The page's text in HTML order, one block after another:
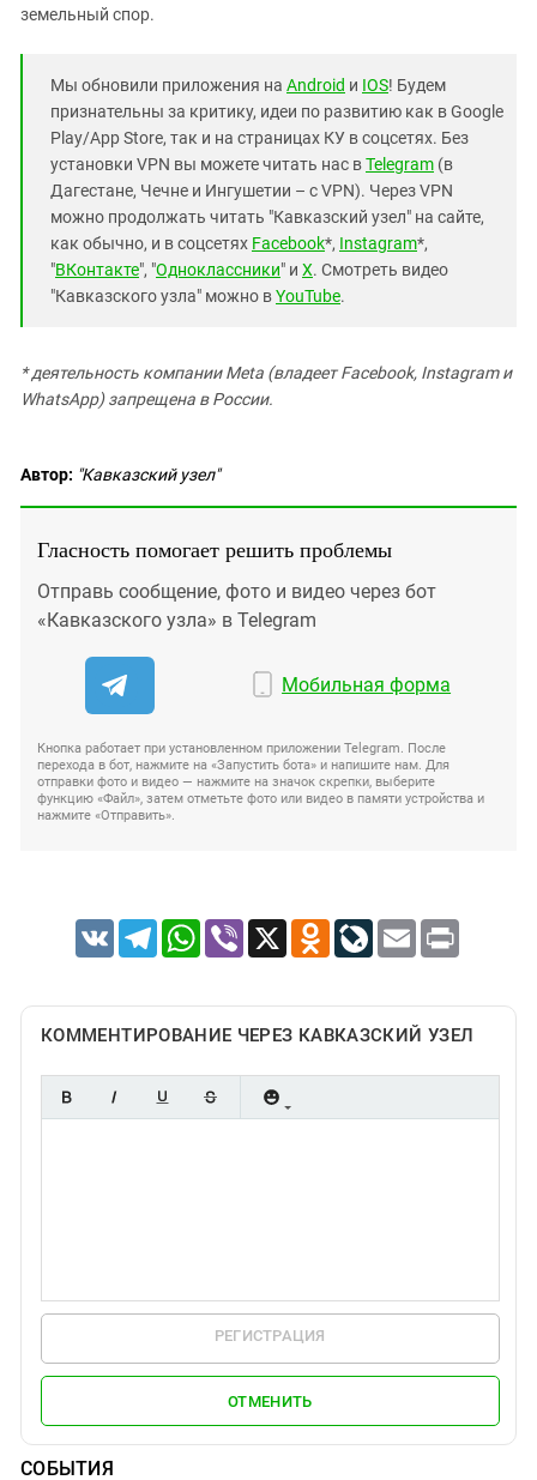
земельный спор.
Мы обновили приложения на Android и IOS! Будем
признательны за критику, идеи по развитию как в Google
Play/App Store, так и на страницах КУ в соцсетях. Без
установки VPN вы можете читать нас вTelegram (в
Дагестане, Чечне и Ингушетии – с VPN). Через VPN
можно продолжать читать "Кавказский узел" на сайте,
как обычно, и в соцсетях Facebook*, Instagram*,
"ВКонтакте", "Одноклассники" и X. Смотреть видео
"Кавказского узла" можно вYouTube.
* деятельность компании Meta (владеет Facebook, Instagram и
WhatsApp) запрещена в России.
Автор: "Кавказский узел"
Гласность помогает решить проблемы
Отправь сообщение, фото и видео через бот
«Кавказского узла» в Telegram
Мобильная форма
Кнопка работает при установленном приложении Telegram. После
перехода в бот, нажмите на «Запустить бота» и напишите нам. Для
отправки фото и видео — нажмите на значок скрепки, выберите
функцию «Файл», затем отметьте фото или видео в памяти устройства и
нажмите «Отправить».
VK TelegramWhatsApp
Viber X Odnoklassniki
LiveJournal
Email Print
КОММЕНТИРОВАНИЕ ЧЕРЕЗ КАВКАЗСКИЙ УЗЕЛ
РЕГИСТРАЦИЯ
ОТМЕНИТЬ
СОБЫТИЯ